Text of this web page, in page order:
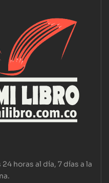
horas al día, 7 días a la